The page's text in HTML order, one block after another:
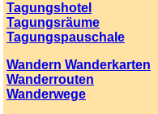
Tagungshotel
Tagungsräume
Tagungspauschale
Wandern Wanderkarten
Wanderrouten
Wanderwege